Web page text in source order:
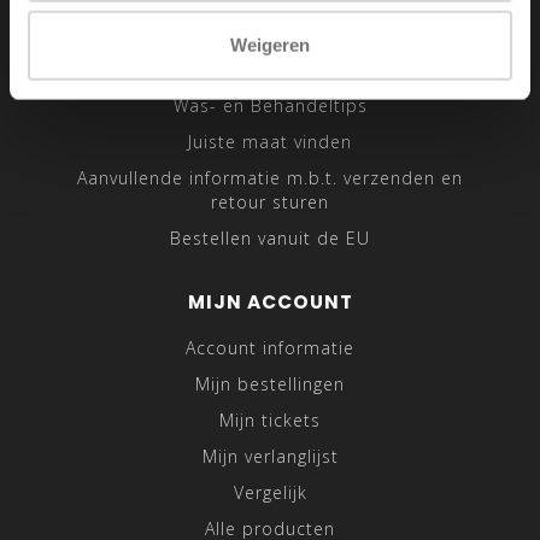
Weigeren
Sitemap
Was- en Behandeltips
Juiste maat vinden
Aanvullende informatie m.b.t. verzenden en
retour sturen
Bestellen vanuit de EU
MIJN ACCOUNT
Account informatie
Mijn bestellingen
Mijn tickets
Mijn verlanglijst
Vergelijk
Alle producten